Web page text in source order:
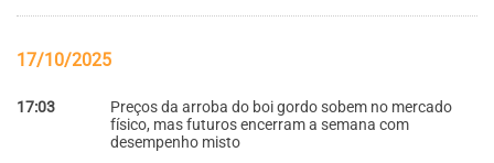
17/10/2025
17:03
Preços da arroba do boi gordo sobem no mercado
físico, mas futuros encerram a semana com
desempenho misto